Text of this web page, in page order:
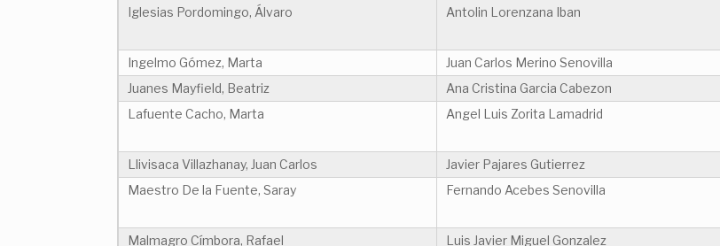
Iglesias Pordomingo, Álvaro
Antolin Lorenzana Iban
Ingelmo Gómez, Marta
Juan Carlos Merino Senovilla
Juanes Mayfield, Beatriz
Ana Cristina Garcia Cabezon
Lafuente Cacho, Marta
Angel Luis Zorita Lamadrid
Llivisaca Villazhanay, Juan Carlos
Javier Pajares Gutierrez
Maestro De la Fuente, Saray
Fernando Acebes Senovilla
Malmagro Címbora, Rafael
Luis Javier Miguel Gonzalez